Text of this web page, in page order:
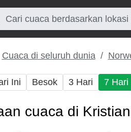
Cuaca di seluruh dunia
Ini Besok 3 Hari 7 Hari
cuaca di